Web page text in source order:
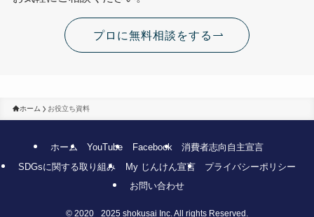
プロに無料相談をする
ホーム お役立ち資料
ホーム YouTube Facebook
消費者志向自主宣言
SDGsに関する取り組み
My じんけん宣言
プライバシーポリシー
お問い合わせ
© 2020 _2025 shokusai Inc. All rights Reserved.